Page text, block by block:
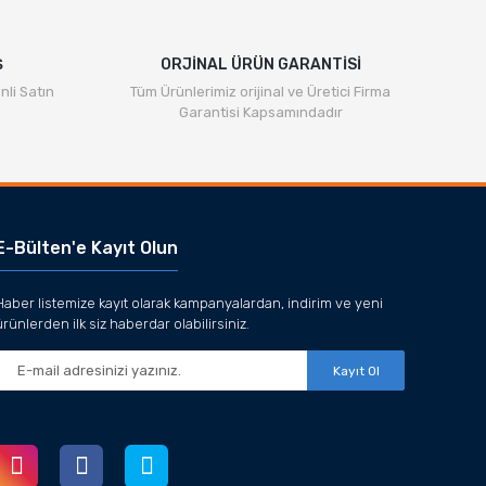
Satın
ORJİNAL ÜRÜN GARANTİSİ
Tüm Ürünlerimiz orijinal ve Üretici Firma
Garantisi Kapsamındadır
Bülten'e Kayıt Olun
listemize kayıt olarak kampanyalardan, indirim ve yeni
ilk siz haberdar olabilirsiniz.
Kayıt Ol